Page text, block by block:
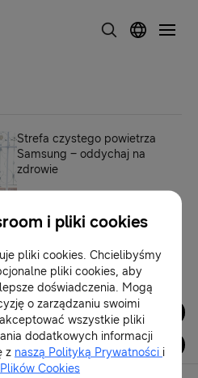
Strefa czystego powietrza
Samsung – oddychaj na
zdrowie
09-12-2022
1
Dla Mediów
i pliki cookies
pliki cookies. Chcielibyśmy
pliki cookies, aby
doświadczenia. Mogą
o zarządzaniu swoimi
wszystkie pliki
dodatkowych informacji
z naszą Polityką Prywatności i
Cookies